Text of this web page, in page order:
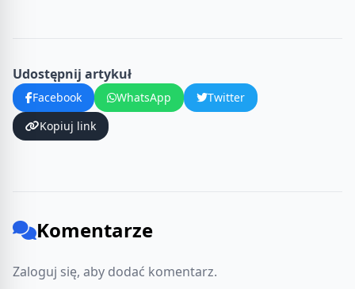
Udostępnij artykuł
Facebook WhatsApp
Twitter
Kopiuj link
Komentarze
Zaloguj się, aby dodać komentarz.